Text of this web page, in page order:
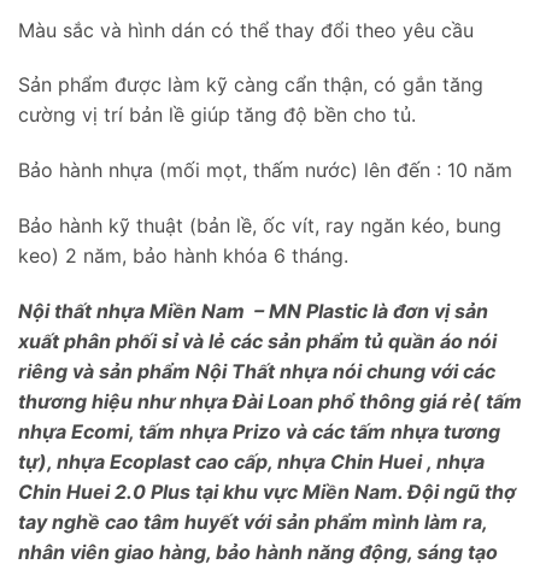
Màu sắc và hình dán có thể thay đổi theo yêu cầu
Sản phẩm được làm kỹ càng cẩn thận, có gắn tăng
cường vị trí bản lề giúp tăng độ bền cho tủ.
Bảo hành nhựa (mối mọt, thấm nước) lên đến : 10 năm
Bảo hành kỹ thuật (bản lề, ốc vít, ray ngăn kéo, bung
keo) 2 năm, bảo hành khóa 6 tháng.
Nội thất nhựa Miền Nam – MN Plastic là đơn vị sản
xuất phân phối sỉ và lẻ các sản phẩm tủ quần áo nói
riêng và sản phẩm Nội Thất nhựa nói chung với các
thương hiệu như nhựa Đài Loan phổ thông giá rẻ( tấm
nhựa Ecomi, tấm nhựa Prizo và các tấm nhựa tương
tự), nhựa Ecoplast cao cấp, nhựa Chin Huei , nhựa
Chin Huei 2.0 Plus tại khu vực Miền Nam. Đội ngũ thợ
tay nghề cao tâm huyết với sản phẩm mình làm ra,
nhân viên giao hàng, bảo hành năng động, sáng tạo